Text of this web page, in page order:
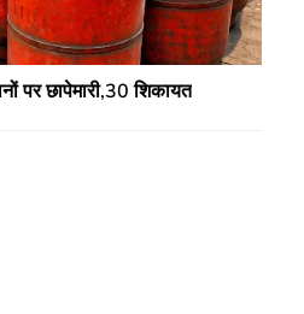
पर छापेमारी,30 शिकायत